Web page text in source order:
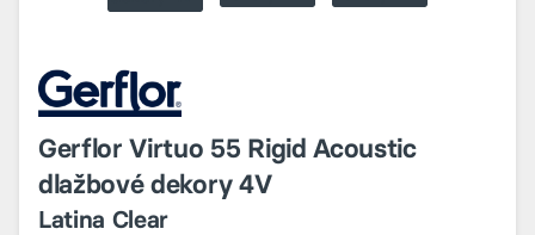
Gerflor Virtuo 55 Rigid Acoustic
dlažbové dekory 4V
Latina Clear